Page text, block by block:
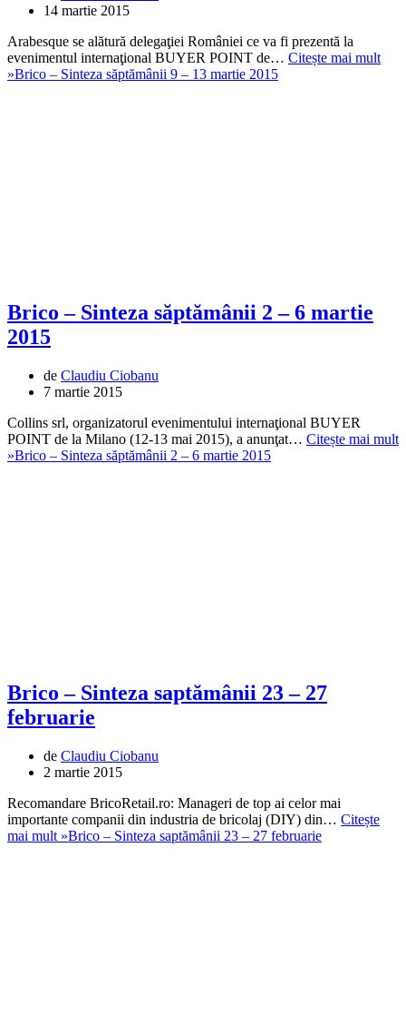
14 martie 2015
Arabesque se alătură delegaţiei României ce va fi prezentă la
evenimentul internaţional BUYER POINT de… Citește mai mult
»Brico – Sinteza săptămânii 9 – 13 martie 2015
Brico – Sinteza săptămânii 2 – 6 martie
2015
de Claudiu Ciobanu
7 martie 2015
Collins srl, organizatorul evenimentului internaţional BUYER
POINT de la Milano (12-13 mai 2015), a anunţat… Citește mai mult
»Brico – Sinteza săptămânii 2 – 6 martie 2015
Brico – Sinteza saptămânii 23 – 27
februarie
de Claudiu Ciobanu
2 martie 2015
Recomandare BricoRetail.ro: Manageri de top ai celor mai
importante companii din industria de bricolaj (DIY) din… Citește
mai mult »Brico – Sinteza saptămânii 23 – 27 februarie